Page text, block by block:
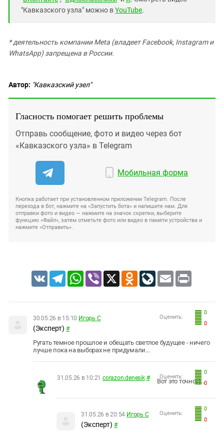
"Кавказского узла" можно вYouTube.
* деятельность компании Meta (владеет Facebook, Instagram и
WhatsApp) запрещена в России.
Автор: "Кавказский узел"
Гласность помогает решить проблемы
Отправь сообщение, фото и видео через бот
«Кавказского узла» в Telegram
Мобильная форма
Кнопка работает при установленном приложении Telegram. После
перехода в бот, нажмите на «Запустить бота» и напишите нам. Для
отправки фото и видео — нажмите на значок скрепки, выберите
функцию «Файл», затем отметьте фото или видео в памяти устройства и
нажмите «Отправить».
VK TelegramWhatsApp
Viber X Odnoklassniki
LiveJournal
Email Print
0
0
Оценить:
30.05.26 в 15:10 Игорь С
(Эксперт) #
Ругать темное прошлое и обещать светлое будущее - ничего
лучше пока на выборах не придумали...
0
0
Оценить:
31.05.26 в 10:21 corazon.denesik # Вот это точно! )...
0
0
Оценить:
31.05.26 в 20:54 Игорь С
(Эксперт) #